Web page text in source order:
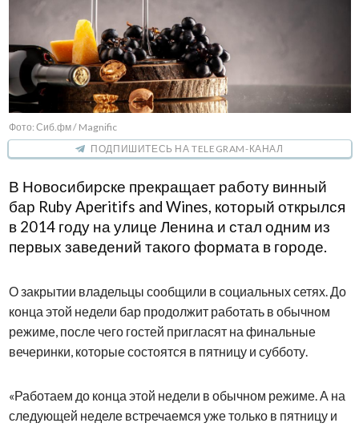
Фото: Сиб.фм / Magnific
ПОДПИШИТЕСЬ НА TELEGRAM-КАНАЛ
В Новосибирске прекращает работу винный
бар Ruby Aperitifs and Wines, который открылся
в 2014 году на улице Ленина и стал одним из
первых заведений такого формата в городе.
О закрытии владельцы сообщили в социальных сетях. До
конца этой недели бар продолжит работать в обычном
режиме, после чего гостей пригласят на финальные
вечеринки, которые состоятся в пятницу и субботу.
«Работаем до конца этой недели в обычном режиме. А на
следующей неделе встречаемся уже только в пятницу и